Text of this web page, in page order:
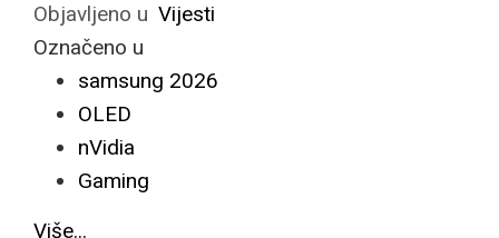
Objavljeno u Vijesti
Označeno u
samsung 2026
OLED
nVidia
Gaming
Više...